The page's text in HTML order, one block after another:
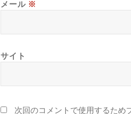
メール ※
サイト
次回のコメントで使用するため